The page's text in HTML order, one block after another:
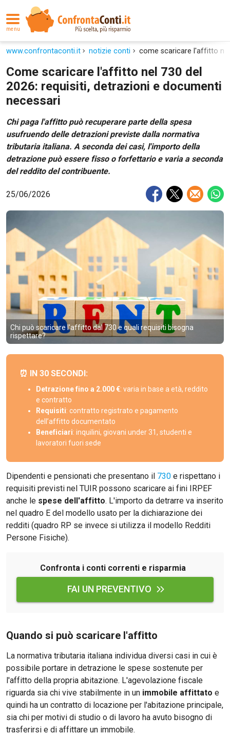
menu
www.confrontaconti.it notizie conti come scaricare l'affitto
Come scaricare l'affitto nel 730 del
2026: requisiti, detrazioni e documenti
necessari
Chi paga l'affitto può recuperare parte della spesa
usufruendo delle detrazioni previste dalla normativa
tributaria italiana. A seconda dei casi, l'importo della
detrazione può essere fisso o forfettario e varia a seconda
del reddito del contribuente.
25/06/2026
Chi può scaricare l'affitto dal 730 e quali requisiti bisogna
rispettare?
⏰ IN 30 SECONDI:
Detrazione fino a 2.000 €: varia in base a età, reddito
e contratto
Requisiti: contratto registrato e pagamento
dell’affitto documentato
Beneficiari: inquilini, giovani under 31, studenti e
lavoratori fuori sede
Dipendenti e pensionati che presentano il 730 e rispettano i
requisiti previsti nel TUIR possono scaricare ai fini IRPEF
anche le spese dell'affitto. L'importo da detrarre va inserito
nel quadro E del modello usato per la dichiarazione dei
redditi (quadro RP se invece si utilizza il modello Redditi
Persone Fisiche).
Confronta i conti correnti e risparmia
FAI UN PREVENTIVO
Quando si può scaricare l'affitto
La normativa tributaria italiana individua diversi casi in cui è
possibile portare in detrazione le spese sostenute per
l'affitto della propria abitazione. L'agevolazione fiscale
riguarda sia chi vive stabilmente in un immobile affittato e
quindi ha un contratto di locazione per l'abitazione principale,
sia chi per motivi di studio o di lavoro ha avuto bisogno di
trasferirsi e di affittare un immobile.